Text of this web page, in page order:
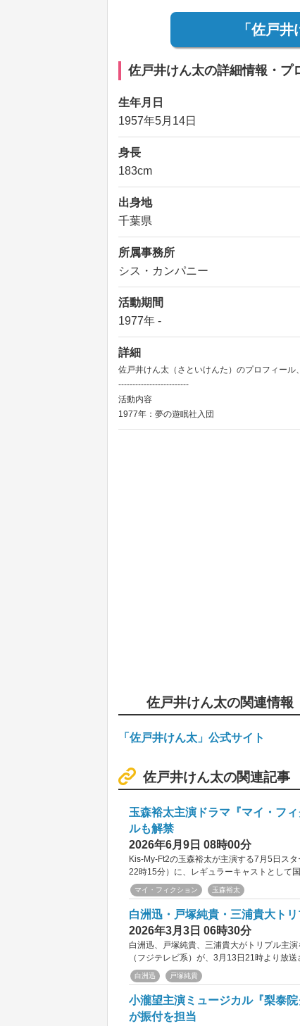
「佐戸
佐戸井けん太の詳細情報・プ
生年月日
1957年5月14日
身長
183cm
出身地
千葉県
所属事務所
シス・カンパニー
活動期間
1977年 -
詳細
佐戸井けん太（さといけんた）のプロフィール
-------------------------
活動内容
1977年：夢の遊眠社入団
佐戸井けん太の関連情報
「佐戸井けん太」公式サイト
佐戸井けん太の関連記事
玉森裕太主演ドラマ『マイ・フ
ルも解禁
2026年6月9日 08時00分
Kis‐My‐Ft2の玉森裕太が主演する7月5日ス
22時15分）に、レギュラーキャストとして
マイ・フィクション 玉森裕太
白洲迅・戸塚純貴・三浦貴大ト
2026年3月3日 06時30分
白洲迅、戸塚純貴、三浦貴大がトリプル主
（フジテレビ系）が、3月13日21時より放
白洲迅 戸塚純貴
小瀧望主演ミュージカル『梨泰
が振付を担当